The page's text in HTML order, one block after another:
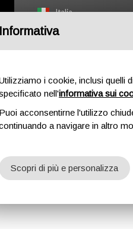
Italia
HOME
EVENTI A+A 2023
Informativa
i cookie, inclusi quelli
nell'informativa sui
Puoi acconsentirne l'utilizzo
a navigare in altro
Scopri di più e personalizza